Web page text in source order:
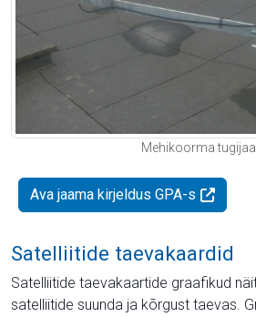
Mehikoorma
Ava jaama kirjeldus GPA-s
Satelliitide taevakaardid
Satelliitide taevakaartide graafikud
satelliitide suunda ja kõrgust taevas.